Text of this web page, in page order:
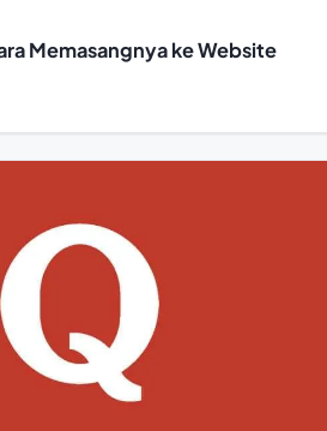
Memasangnya ke Website